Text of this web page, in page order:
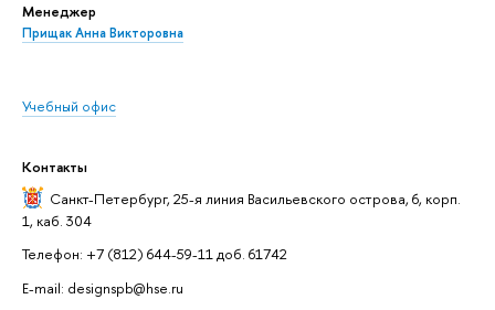
Менеджер
Прищак Анна Викторовна
Учебный офис
Контакты
Санкт-Петербург, 25-я линия Васильевского острова, 6, корп.
1, каб. 304
Телефон: +7 (812) 644-59-11 доб. 61742
E-mail: designspb@hse.ru